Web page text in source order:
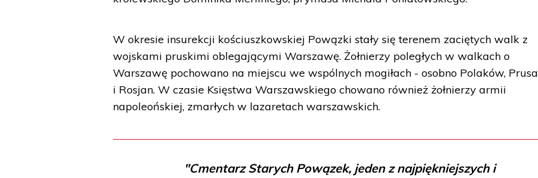
W okresie insurekcji kościuszkowskiej Powązki stały się terenem zaciętych walk z
wojskami pruskimi oblegającymi Warszawę. Żołnierzy poległych w walkach o
Warszawę pochowano na miejscu we wspólnych mogiłach - osobno Polaków,
i Rosjan. W czasie Księstwa Warszawskiego chowano również żołnierzy armii
napoleońskiej, zmarłych w lazaretach warszawskich.
"Cmentarz Starych Powązek, jeden z najpiękniejszych i